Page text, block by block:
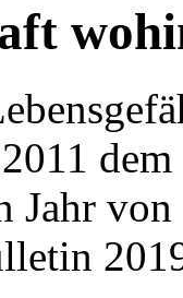
Jahr